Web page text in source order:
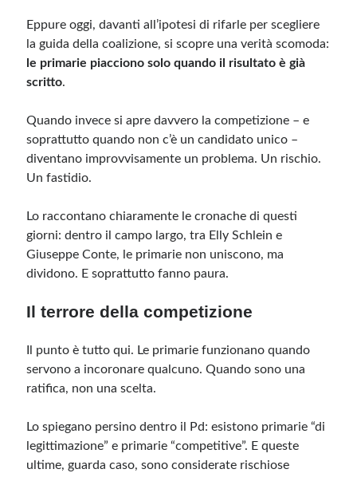
WordPress.org
Eppure oggi, davanti all’ipotesi di rifarle per scegliere
la guida della coalizione, si scopre una verità scomoda:
le primarie piacciono solo quando il risultato è già
scritto.
Quando invece si apre davvero la competizione – e
soprattutto quando non c’è un candidato unico –
diventano improvvisamente un problema. Un rischio.
Un fastidio.
Lo raccontano chiaramente le cronache di questi
giorni: dentro il campo largo, tra Elly Schlein e
Giuseppe Conte, le primarie non uniscono, ma
dividono. E soprattutto fanno paura.
Il terrore della competizione
Il punto è tutto qui. Le primarie funzionano quando
servono a incoronare qualcuno. Quando sono una
ratifica, non una scelta.
Lo spiegano persino dentro il Pd: esistono primarie “di
legittimazione” e primarie “competitive”. E queste
ultime, guarda caso, sono considerate rischiose